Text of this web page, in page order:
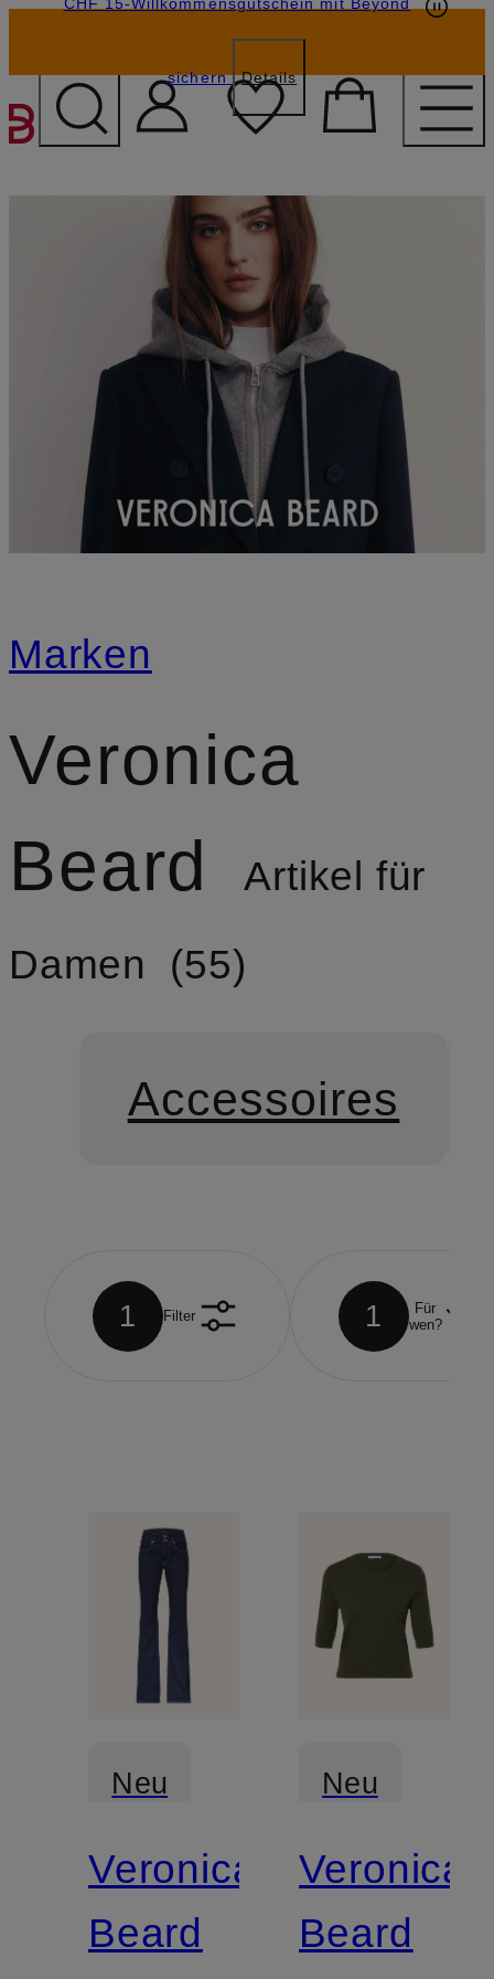
ZUM HAUPTINHALT
sichern Details
Marken
Veronica
Beard
Artikel für
Damen
55
Accessoires
1 Filter 1
Für
wen?
Neu
Veronica
Beard
Neu
Veronica
Beard